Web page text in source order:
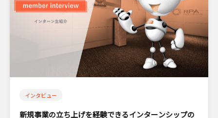
インタビュー
新規事業の立ち上げを経験できるインターンシップの